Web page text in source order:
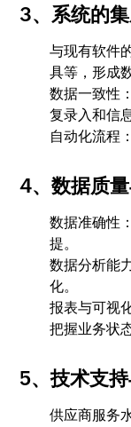
3、系统的
与现有软件
具等，形成
数据一致性
复录入和信
自动化流程
4、数据质
数据准确性
提。
数据分析能
化。
报表与可视
把握业务状态
5、技术支
供应商服务